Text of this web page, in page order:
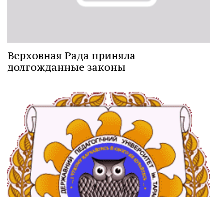
Верховная Рада приняла
долгожданные законы